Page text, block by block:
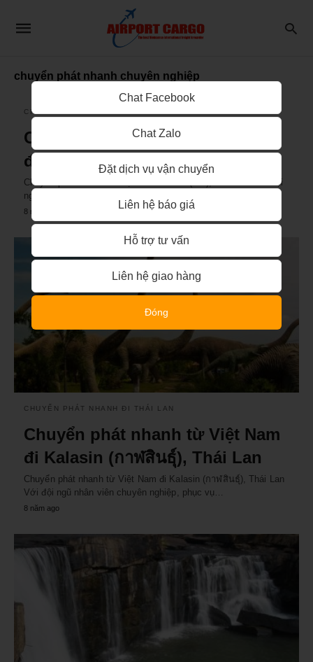
chuyển phát nhanh chuyên nghiệp
CHUYỂN PHÁT NHANH ĐI THÁI LAN
Chuyển phát nhanh từ Việt Nam
đi Loei (เลย), Thái Lan
Chuyển phát nhanh từ Việt Nam đi Loei (เลย), Thái Lan Với đội
ngũ nhân viên chuyên nghiệp, phục vụ…
8 năm ago
CHUYỂN PHÁT NHANH ĐI THÁI LAN
Chuyển phát nhanh từ Việt Nam
đi Kalasin (กาฬสินธุ์), Thái Lan
Chuyển phát nhanh từ Việt Nam đi Kalasin (กาฬสินธุ์), Thái Lan
Với đội ngũ nhân viên chuyên nghiệp, phục vụ…
8 năm ago
Chat Facebook
Chat Zalo
Đặt dịch vụ vận chuyển
Liên hệ báo giá
Hỗ trợ tư vấn
Liên hệ giao hàng
Đóng